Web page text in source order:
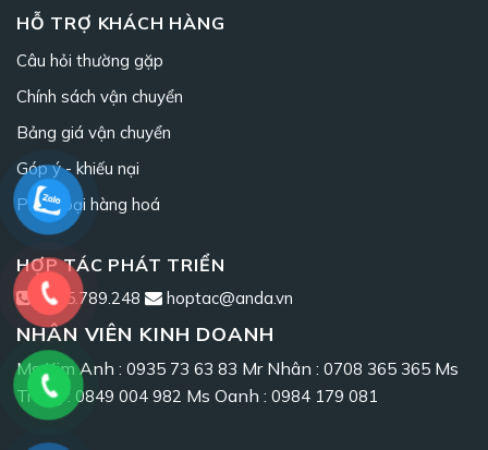
HỖ TRỢ KHÁCH HÀNG
Câu hỏi thường gặp
Chính sách vận chuyển
Bảng giá vận chuyển
Góp ý - khiếu nại
Phân loại hàng hoá
HỢP TÁC PHÁT TRIỂN
0965.789.248 hoptac@anda.vn
NHÂN VIÊN KINH DOANH
Ms Kim Anh : 0935 73 63 83 Mr Nhân : 0708 365 365 Ms
Trang : 0849 004 982 Ms Oanh : 0984 179 081